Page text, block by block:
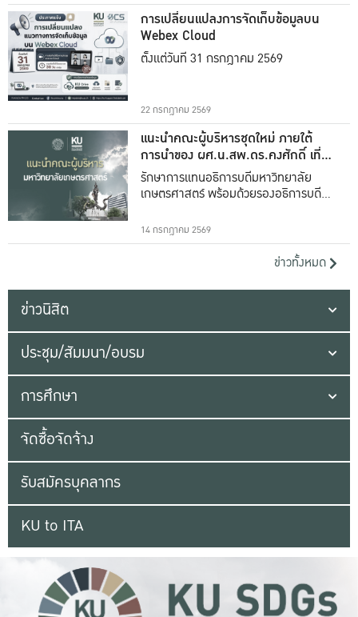
การเปลี่ยนแปลงการจัดเก็บข้อมูลบน
Webex Cloud
ตั้งแต่วันที่ 31 กรกฎาคม 2569
22 กรกฎาคม 2569
แนะนำคณะผู้บริหารชุดใหม่ ภายใต้
การนำของ ผศ.น.สพ.ดร.คงศักดิ์ เที่ยง
ธรรม
รักษาการแทนอธิการบดีมหาวิทยาลัย
เกษตรศาสตร์ พร้อมด้วยรองอธิการบดีทั้ง
14 กรกฎาคม 2569
ข่าวทั้งหมด
ข่าวนิสิต
ประชุม/สัมมนา/อบรม
การศึกษา
จัดซื้อจัดจ้าง
รับสมัครบุคลากร
KU to ITA